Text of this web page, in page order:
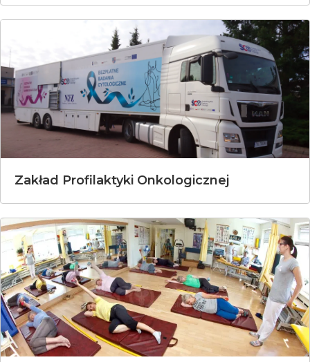
Zakład Profilaktyki Onkologicznej